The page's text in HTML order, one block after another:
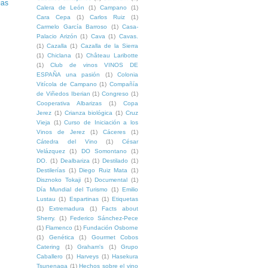
Calera de León
(1) Campano
(1)
Cara Cepa
(1) Carlos Ruiz
(1)
Carmelo García Barroso
(1) Casa-
Palacio Arizón (1) Cava (1) Cavas.
(1) Cazalla (1) Cazalla de la Sierra
(1) Chiclana (1) Château Laribotte
(1)
Club de vinos VINOS DE
ESPAÑA una pasión
(1)
Colonia
Vitícola de Campano (1) Compañía
de Viñedos Iberian (1) Congreso (1)
Cooperativa Albarizas
(1)
Copa
Jerez (1) Crianza biológica (1) Cruz
Vieja (1) Curso de Iniciación a los
Vinos de Jerez
(1) Cáceres
(1)
Cátedra del Vino
(1)
César
Velázquez
(1) DO Somontano
(1)
DO. (1) Dealbariza (1) Destilado (1)
Destilerías (1) Diego Ruiz Mata (1)
Disznoko Tokaji (1) Documental
(1)
Día Mundial del Turismo
(1)
Emilio
Lustau (1) Espartinas (1) Etiquetas
(1)
Extremadura (1)
Facts about
Sherry.
(1)
Federico Sánchez-Pece
(1) Flamenco (1) Fundación Osborne
(1)
Genética (1)
Gourmet Cobos
Catering
(1) Graham's (1)
Grupo
Caballero (1) Harveys (1) Hasekura
Tsunenaga (1) Hechos sobre el vino